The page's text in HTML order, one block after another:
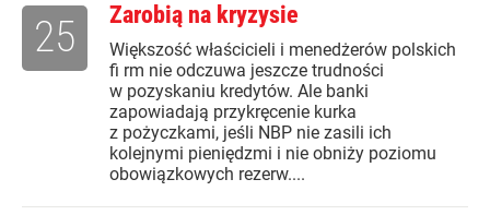
Zarobią na kryzysie
Większość właścicieli i menedżerów polskich
fi rm nie odczuwa jeszcze trudności
w pozyskaniu kredytów. Ale banki
zapowiadają przykręcenie kurka
z pożyczkami, jeśli NBP nie zasili ich
kolejnymi pieniędzmi i nie obniży poziomu
obowiązkowych rezerw....
25